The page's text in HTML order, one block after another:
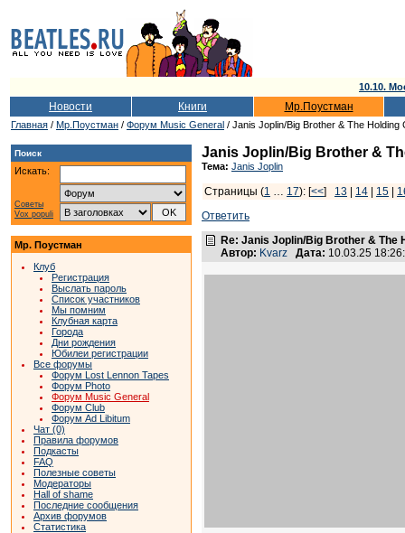
10.10.
Новости Книги Мр.Поустман
Главная / Мр.Поустман / Форум Music General / Janis Joplin/Big Brother & The Holding
Поиск
Искать:
Советы
Vox populi
Мр. Поустман
Клуб
Регистрация
Выслать пароль
Список участников
Мы помним
Клубная карта
Города
Дни рождения
Юбилеи регистрации
Все форумы
Форум Lost Lennon Tapes
Форум Photo
Форум Music General
Форум Club
Форум Ad Libitum
Чат (0)
Правила форумов
Подкасты
FAQ
Полезные советы
Модераторы
Hall of shame
Последние сообщения
Архив форумов
Статистика
Janis Joplin/Big Brother &
Тема: Janis Joplin
Страницы (1 … 17): [<<] 13 14 15
Ответить
Re: Janis Joplin/Big Brother & The
Автор: Kvarz Дата: 10.03.25